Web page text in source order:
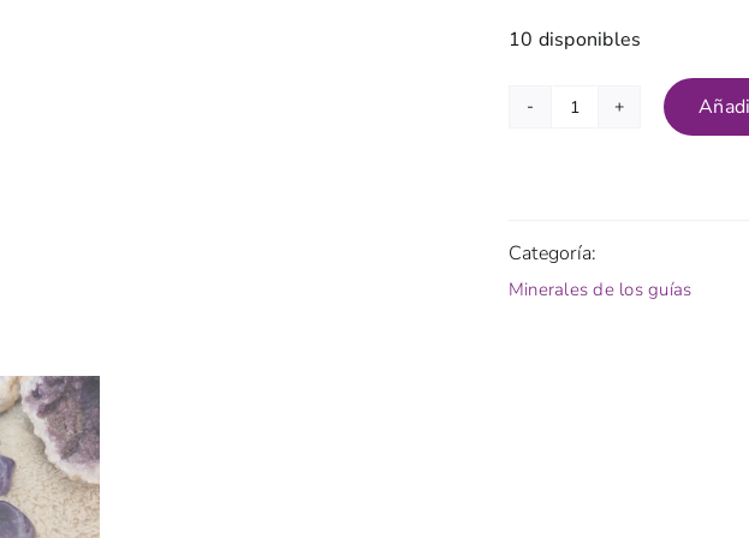
10 disponibles
Amatista/Guía
Categoría:
Minerales de los guías